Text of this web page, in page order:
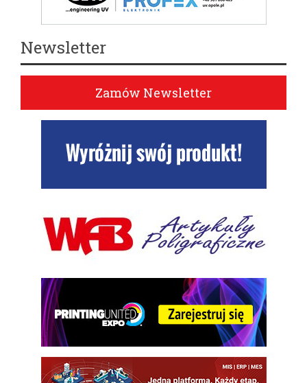
Newsletter
Zamów Newsletter